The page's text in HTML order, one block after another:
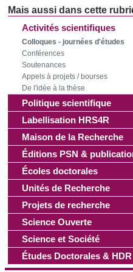
consentement à tout
les cookies.
Les cookies nous
et les annonces, d'offrir
médias sociaux et
partageons également des
notre site avec nos
publicité et d'analyse, qui
d'autres informations que
ont collectées lors de
Activités scientifiques
Colloques - journées d'études
Conférences
Soutenances
Appels à projets / bourses
De l'idée à la thèse
Politique scientifique
Labellisation HRS4R
Maison de la Recherche
Éditions PSN &
Écoles doctorales
Unités de Recherche
Projets de recherche
Science Ouverte
Science et Société
Études Doctorales & HDR